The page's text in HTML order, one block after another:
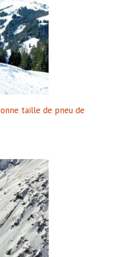
taille de pneu de